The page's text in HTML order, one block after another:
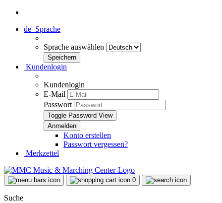
de Sprache
Sprache auswählen
Kundenlogin
Kundenlogin
E-Mail
Passwort
Toggle Password View
Konto erstellen
Passwort vergessen?
Merkzettel
0
Suche